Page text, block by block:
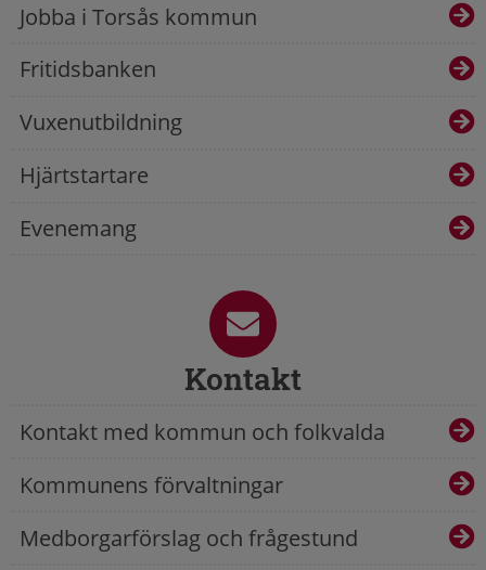
Jobba i Torsås kommun
Fritidsbanken
Vuxenutbildning
Hjärtstartare
Evenemang
Kontakt
Kontakt med kommun och folkvalda
Kommunens förvaltningar
Medborgarförslag och frågestund